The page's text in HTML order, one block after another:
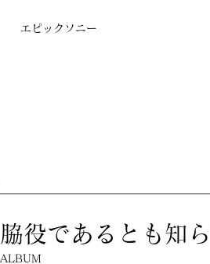
エピックソニー
脇役であるとも知
ALBUM